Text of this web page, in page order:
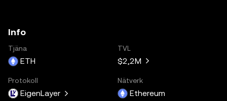
Info
Tjäna
ETH
TVL
$2,2M
Protokoll
EigenLayer
Nätverk
Ethereum